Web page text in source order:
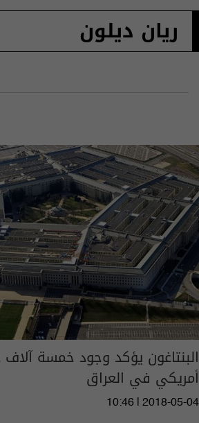
ريان ديلون
البنتاغون يؤكد وجود خمسة
أمريكي في العراق
10:46 | 2018-05-04